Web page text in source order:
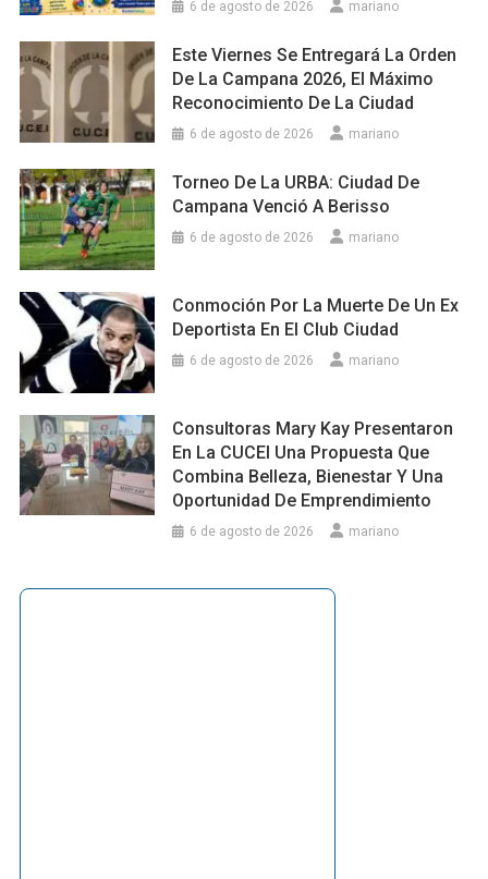
6 de agosto de 2026 mariano
Este Viernes Se Entregará La Orden
De La Campana 2026, El Máximo
Reconocimiento De La Ciudad
6 de agosto de 2026 mariano
Torneo De La URBA: Ciudad De
Campana Venció A Berisso
6 de agosto de 2026 mariano
Conmoción Por La Muerte De Un Ex
Deportista En El Club Ciudad
6 de agosto de 2026 mariano
Consultoras Mary Kay Presentaron
En La CUCEI Una Propuesta Que
Combina Belleza, Bienestar Y Una
Oportunidad De Emprendimiento
6 de agosto de 2026 mariano